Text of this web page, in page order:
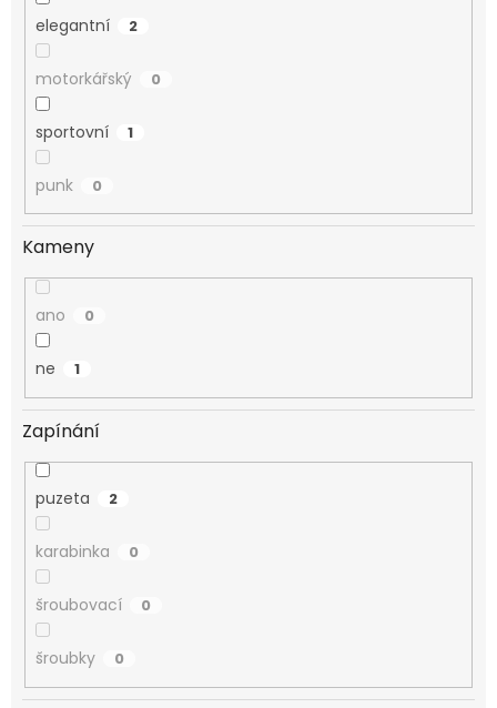
elegantní 2
motorkářský 0
sportovní 1
punk 0
Kameny
ano 0
ne 1
Zapínání
puzeta 2
karabinka 0
šroubovací 0
šroubky 0